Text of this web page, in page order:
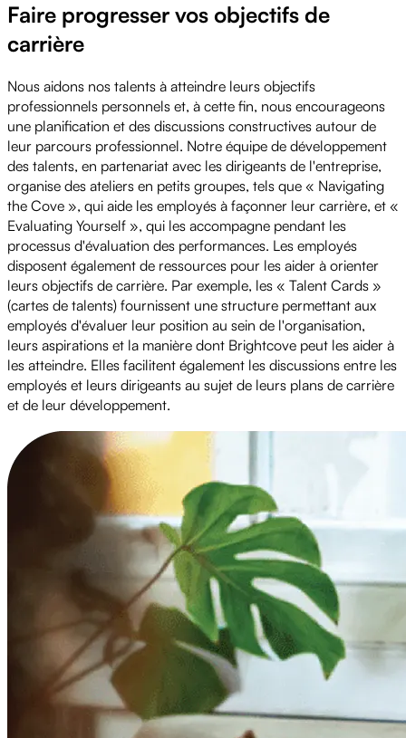
Faire progresser vos objectifs de
carrière
Nous aidons nos talents à atteindre leurs objectifs
professionnels personnels et, à cette fin, nous encourageons
une planification et des discussions constructives autour de
leur parcours professionnel. Notre équipe de développement
des talents, en partenariat avec les dirigeants de l'entreprise,
organise des ateliers en petits groupes, tels que « Navigating
the Cove », qui aide les employés à façonner leur carrière, et «
Evaluating Yourself », qui les accompagne pendant les
processus d'évaluation des performances. Les employés
disposent également de ressources pour les aider à orienter
leurs objectifs de carrière. Par exemple, les « Talent Cards »
(cartes de talents) fournissent une structure permettant aux
employés d'évaluer leur position au sein de l'organisation,
leurs aspirations et la manière dont Brightcove peut les aider à
les atteindre. Elles facilitent également les discussions entre les
employés et leurs dirigeants au sujet de leurs plans de carrière
et de leur développement.